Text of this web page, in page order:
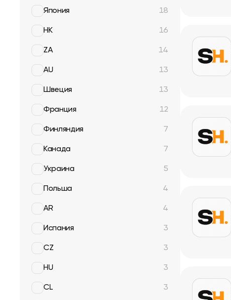
Япония 18
HK 16
ZA 14
AU 13
Швеция 13
Франция 12
Финляндия 7
Канада 7
Украина 5
Польша 4
AR 4
Испания 3
CZ 3
HU 3
CL 3